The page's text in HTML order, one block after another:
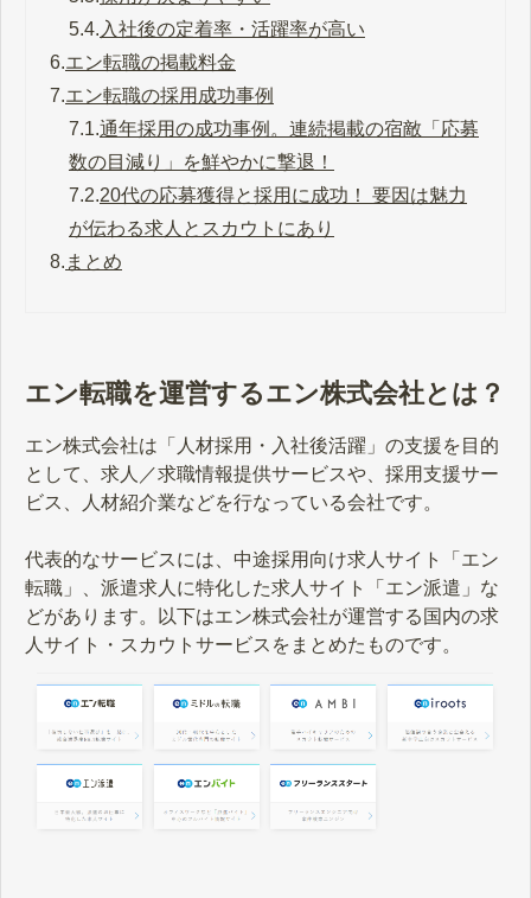
5.4. 入社後の定着率・活躍率が高い
6.エン転職の掲載料金
7.エン転職の採用成功事例
7.1.通年採用の成功事例。連続掲載の宿敵「応募
数の目減り」を鮮やかに撃退！
7.2.20代の応募獲得と採用に成功！ 要因は魅力
が伝わる求人とスカウトにあり
8. まとめ
エン転職を運営するエン株式会社とは？
エン株式会社は「人材採用・入社後活躍」の支援を目的
として、求人／求職情報提供サービスや、採用支援サー
ビス、人材紹介業などを行なっている会社です。
代表的なサービスには、中途採用向け求人サイト「エン
転職」、派遣求人に特化した求人サイト「エン派遣」な
どがあります。以下はエン株式会社が運営する国内の求
人サイト・スカウトサービスをまとめたものです。